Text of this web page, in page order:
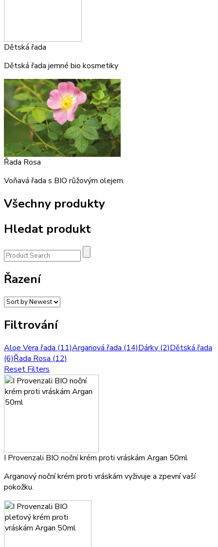
Dětská řada
Dětská řada jemné bio kosmetiky
Řada Rosa
Voňavá řada s BIO růžovým olejem.
Všechny produkty
Hledat produkt
Řazení
Filtrování
Aloe Vera řada (11)Arganová řada (14)Dárky (2)Dětská řada
(6)Řada Rosa (12)
Reset Filters
I Provenzali BIO noční krém proti vráskám Argan 50ml
Arganový noční krém proti vráskám vyživuje a zpevní vaší
pokožku.